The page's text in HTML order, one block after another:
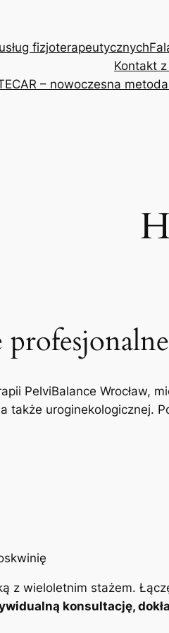
fizjoterapeutycznych
Kontakt
– nowoczesna
PelviBalance Wrocław,
także uroginekologicznej.
z wieloletnim stażem.
konsultację,